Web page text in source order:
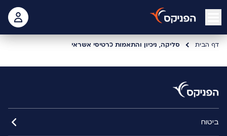
open mobile menu
דף הבית סליקה, ניכיון והתאמות כרטיסי אשראי
ביטוח